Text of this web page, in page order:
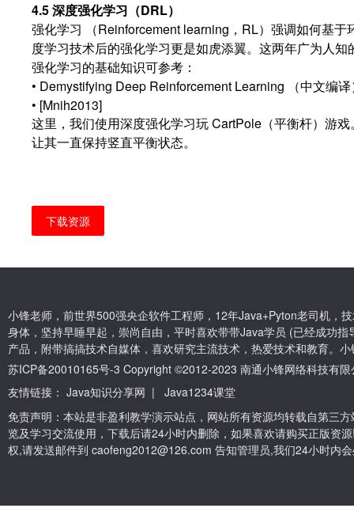
4.5 深度强化学习（DRL）
强化学习 （Reinforcement learning，RL）强调如何基
度学习技术后的强化学习更是如虎添翼。这两年广为人
强化学习的基础知识可参考：
• Demystifying Deep Reinforcement Learning （中文编
• [Mnih2013]
这里，我们使用深度强化学习玩 CartPole（平衡杆）游
让其一直保持竖直平衡状态。
下载资源
小锋老师，前世界500强央企软件工程师，12年Java+Pyton老司机，
身体，坚持早睡早起，崇尚自由，平时喜欢带带Java学员 (已经成功
产品，附带搞搞技术自媒体，喜欢研究主流技术，热爱技术和教育。
苏ICP备20010165号-3 Copyright ©2012-2023 南通小锋网络科技有限
友情链接： Java知识分享网 |
Java1234课堂
免责声明：本站是非盈利教学演示站点，网站所有资源均转载自第三
览及学习交流使用，下载后请24小时内删除，如果喜欢请购买正版资
权,请发送邮件到 caofeng2012@126.com 告知管理员,我们24小时内